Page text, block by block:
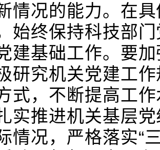
情况的能力。在
始终保持科技部
建基础工作。要
研究机关党建工
式，不断提高工
实推进机关基层
情况，严格落实“